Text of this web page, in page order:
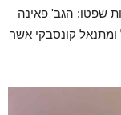
שפטו: הגב' פאינה
ומתנאל קונסבקי אשר